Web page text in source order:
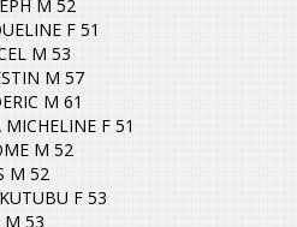
M 52
F 51
M 53
M 57
M 61
F 51
M 52
M 52
F 53
M 53